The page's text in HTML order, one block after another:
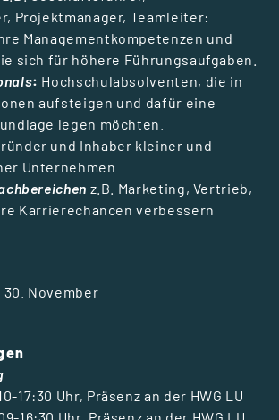
Projektmanager, Teamleiter:
Managementkompetenzen und
sich für höhere Führungsaufgaben.
: Hochschulabsolventen, die in
aufsteigen und dafür eine
legen möchten.
und Inhaber kleiner und
Unternehmen
z.B. Marketing, Vertrieb,
Karrierechancen verbessern
30. November
17:30 Uhr, Präsenz an der HWG LU
16:30 Uhr, Präsenz an der HWG LU